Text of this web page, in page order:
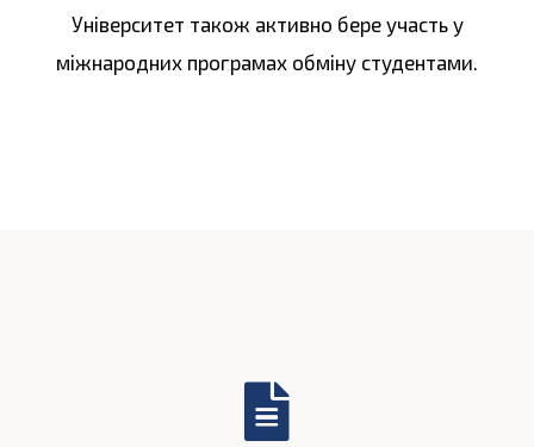
Університет також активно бере участь у
міжнародних програмах обміну студентами.